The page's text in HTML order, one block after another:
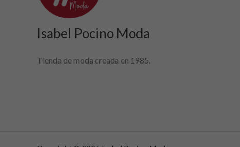
Isabel Pocino Moda
Tienda de moda creada en 1985.